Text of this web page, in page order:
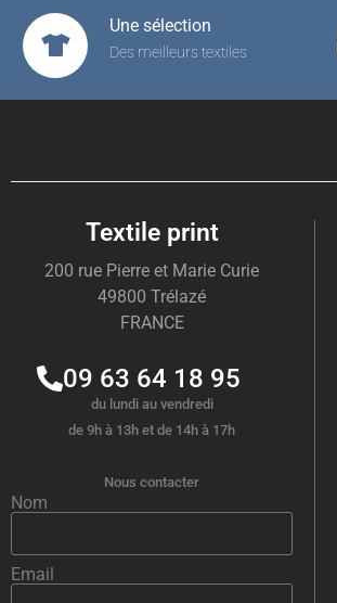
Une sélection
Des meilleurs textiles
Textile print
200 rue Pierre et Marie Curie
49800 Trélazé
FRANCE
09 63 64 18 95
du lundi au vendredi
de 9h à 13h et de 14h à 17h
Nous contacter
Nom
Email